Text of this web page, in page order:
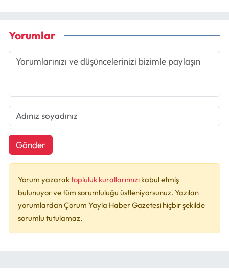
Yorumlar
Gönder
Yorum yazaraktopluluk kurallarımızı kabul etmiş
bulunuyor ve tüm sorumluluğu üstleniyorsunuz. Yazılan
yorumlardan Çorum Yayla Haber Gazetesi hiçbir şekilde
sorumlu tutulamaz.